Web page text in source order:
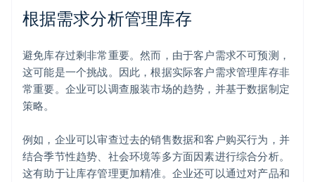
根据需求分析管理库存
避免库存过剩非常重要。然而，由于客户需求不可预测，
这可能是一个挑战。因此，根据实际客户需求管理库存非
常重要。企业可以调查服装市场的趋势，并基于数据制定
策略。
例如，企业可以审查过去的销售数据和客户购买行为，并
结合季节性趋势、社会环境等多方面因素进行综合分析。
这有助于让库存管理更加精准。企业还可以通过对产品和